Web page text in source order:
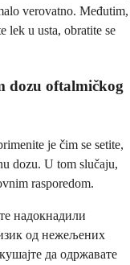
verovatno. Međutim,
lek u usta, obratite se
dozu oftalmičkog
je čim se setite,
dozu. U tom slučaju,
rasporedom.
надокнадили
од нежељених
да одржавате